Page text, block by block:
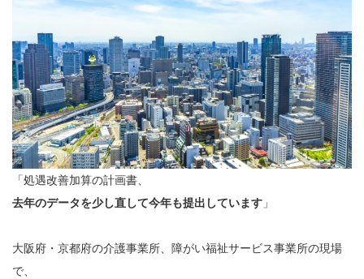
「処遇改善加算の計画書、
去年のデータを少し直して今年も提出しています 」
大阪府・京都府の介護事業所、障がい福祉サービス事業所の現場
で、